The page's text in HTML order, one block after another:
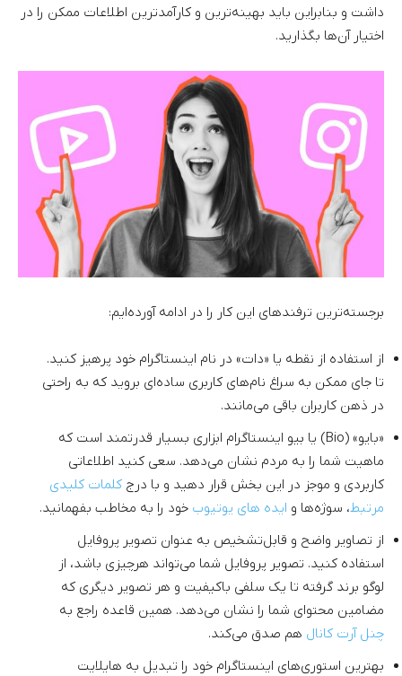
داشت و بنابراین باید بهینه‌ترین و کارآمدترین اطلاعات ممکن را در
اختیار آن‌ها بگذارید.
برجسته‌ترین ترفندهای این کار را در ادامه آورده‌ایم:
از استفاده از نقطه یا «دات» در نام اینستاگرام خود پرهیز کنید.
تا جای ممکن به سراغ نام‌های کاربری ساده‌ای بروید که به راحتی
در ذهن کاربران باقی می‌مانند.
«بایو» (Bio) یا بیو اینستاگرام ابزاری بسیار قدرتمند است که
ماهیت شما را به مردم نشان می‌دهد. سعی کنید اطلاعاتی
کاربردی و موجز در این بخش قرار دهید و با درج کلمات کلیدی
مرتبط، سوژه‌ها و ایده های یوتیوب خود را به مخاطب بفهمانید.
از تصاویر واضح و قابل‌تشخیص به عنوان تصویر پروفایل
استفاده کنید. تصویر پروفایل شما می‌تواند هرچیزی باشد، از
لوگو برند گرفته تا یک سلفی باکیفیت و هر تصویر دیگری که
مضامین محتوای شما را نشان می‌دهد. همین قاعده راجع به
چنل آرت کانال هم صدق می‌کند.
بهترین استوری‌های اینستاگرام خود را تبدیل به هایلایت